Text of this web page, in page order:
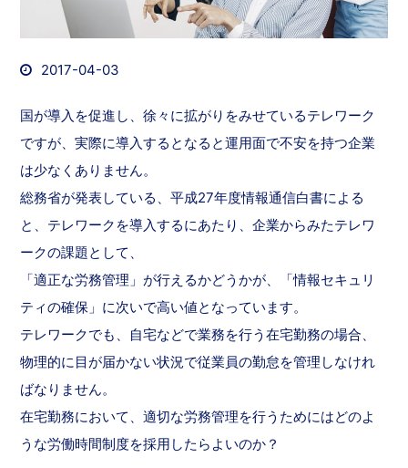
2017-04-03
国が導入を促進し、徐々に拡がりをみせているテレワーク
ですが、実際に導入するとなると運用面で不安を持つ企業
は少なくありません。
総務省が発表している、平成27年度情報通信白書による
と、テレワークを導入するにあたり、企業からみたテレワ
ークの課題として、
「適正な労務管理」が行えるかどうかが、「情報セキュリ
ティの確保」に次いで高い値となっています。
テレワークでも、自宅などで業務を行う在宅勤務の場合、
物理的に目が届かない状況で従業員の勤怠を管理しなけれ
ばなりません。
在宅勤務において、適切な労務管理を行うためにはどのよ
うな労働時間制度を採用したらよいのか？